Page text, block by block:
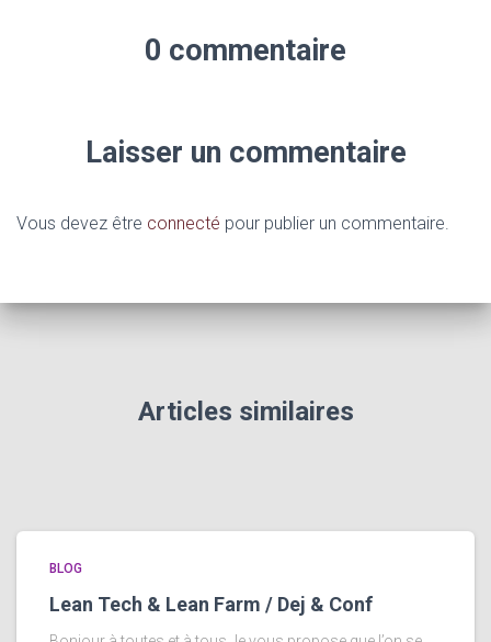
0 commentaire
Laisser un commentaire
Vous devez être connecté pour publier un commentaire.
Articles similaires
BLOG
Lean Tech & Lean Farm / Dej & Conf